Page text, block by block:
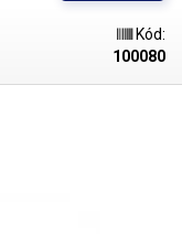
Kód:
100080